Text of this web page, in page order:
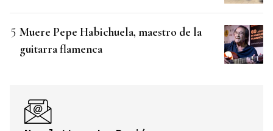
Muere Pepe Habichuela, maestro de la
guitarra flamenca